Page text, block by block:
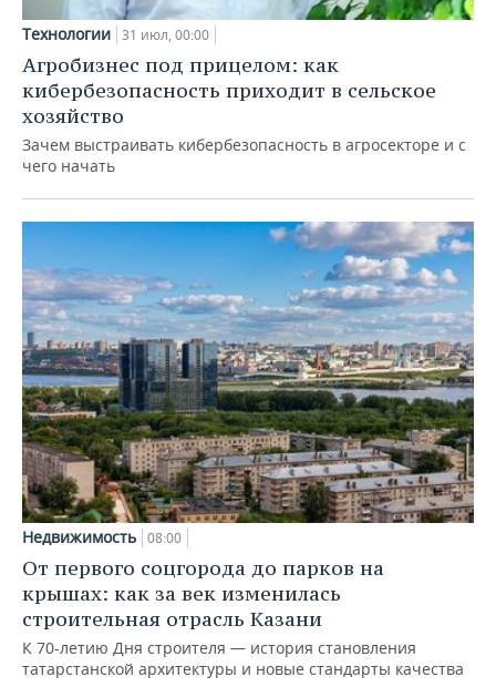
Технологии 31 июл, 00:00
Агробизнес под прицелом: как
кибербезопасность приходит в сельское
хозяйство
Зачем выстраивать кибербезопасность в агросекторе и с
чего начать
Недвижимость 08:00
От первого соцгорода до парков на
крышах: как за век изменилась
строительная отрасль Казани
К 70-летию Дня строителя — история становления
татарстанской архитектуры и новые стандарты качества